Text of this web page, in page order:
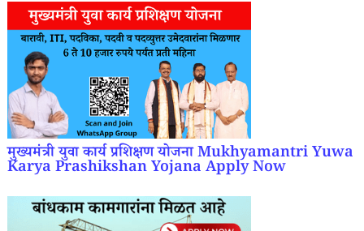
मुख्यमंत्री युवा कार्य प्रशिक्षण योजना Mukhyamantri Yuwa
Karya Prashikshan Yojana Apply Now